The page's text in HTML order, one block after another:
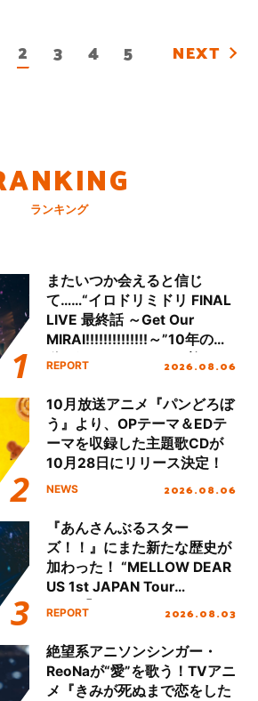
2 3 4 5 NEXT
ランキング
またいつか会えると信じ
て……“イロドリミドリ FINAL
LIVE 最終話 ～Get Our
MIRAI!!!!!!!!!!!!!!～”10年の活
動を経てファイナルを迎える
REPORT 2026.08.06
10月放送アニメ『パンどろぼ
う』より、OPテーマ＆EDテ
ーマを収録した主題歌CDが
10月28日にリリース決定！
NEWS 2026.08.06
『あんさんぶるスター
ズ！！』にまた新たな歴史が
加わった！ “MELLOW DEAR
US 1st JAPAN Tour
Final「NICE to meet YOU
ート!!
REPORT 2026.08.03
絶望系アニソンシンガー・
ReoNaが“愛”を歌う！TVアニ
メ『きみが死ぬまで恋をした